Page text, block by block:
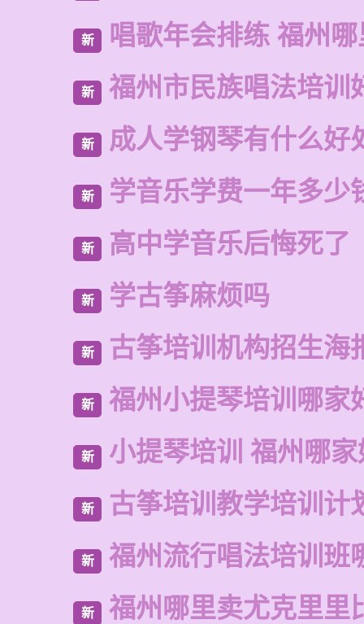
新 唱歌年会排练 福州
新 福州市民族唱法培训
新 成人学钢琴有什么好
新 学音乐学费一年多少
新 高中学音乐后悔死了
新 学古筝麻烦吗
新 古筝培训机构招生海
新 福州小提琴培训哪家
新 小提琴培训 福州哪
新 古筝培训教学培训计
新 福州流行唱法培训班
新 福州哪里卖尤克里里